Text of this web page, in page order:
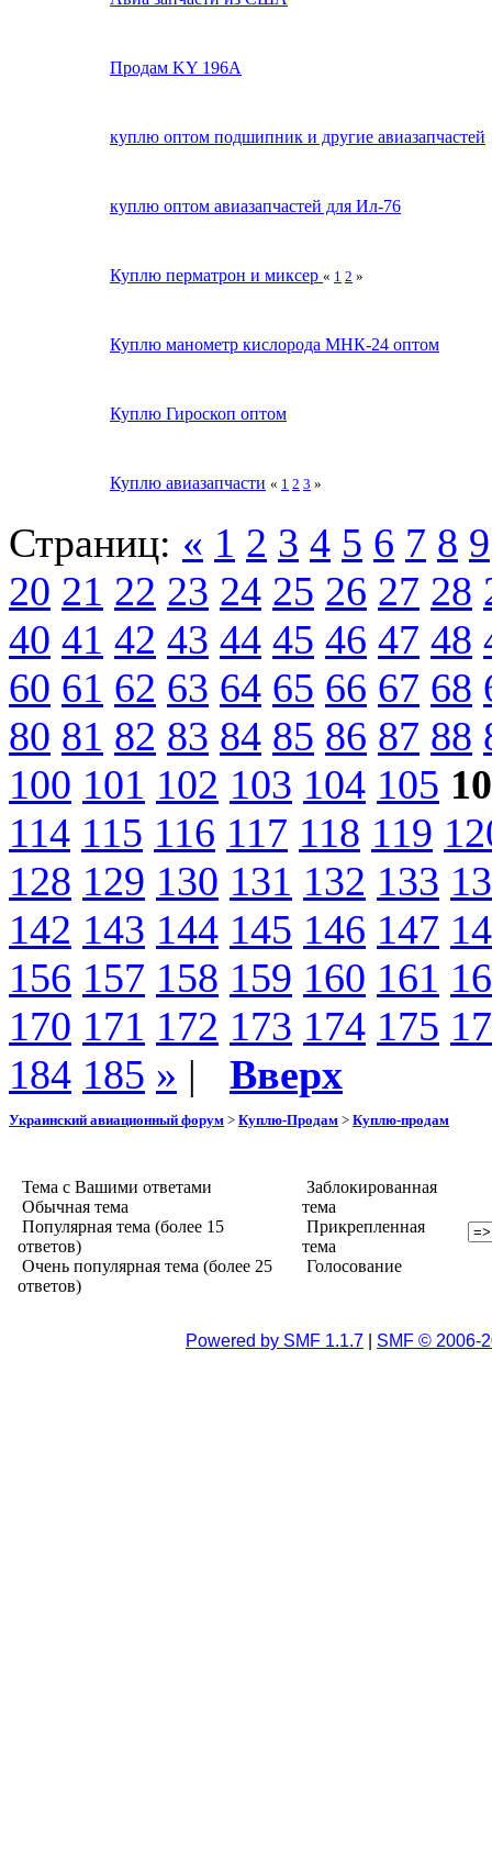
Продам KY 196A
куплю оптом подшипник и другие авиазапчастей
куплю оптом авиазапчастей для Ил-76
Куплю перматрон и миксер « 1 2 »
Куплю манометр кислорода МНК-24 оптом
Куплю Гироскоп оптом
Куплю авиазапчасти « 1 2 3 »
Страниц: « 1 2 3 4 5 6 7 8 9
20 21 22 23 24 25 26 27 28
40 41 42 43 44 45 46 47 48
60 61 62 63 64 65 66 67 68
80 81 82 83 84 85 86 87 88
100 101 102 103 104 105
114 115 116 117 118 119
128 129 130 131 132 133
142 143 144 145 146 147
156 157 158 159 160 161
170 171 172 173 174 175
184 185 » | Вверх
Украинский авиационный форум > Куплю-Продам > Куплю-продам
Тема с Вашими ответами
Обычная тема
Популярная тема (более 15
ответов)
Очень популярная тема (более 25
ответов)
Заблокированная
тема
Прикрепленная
тема
Голосование
Powered by SMF 1.1.7 SMF © 2006-